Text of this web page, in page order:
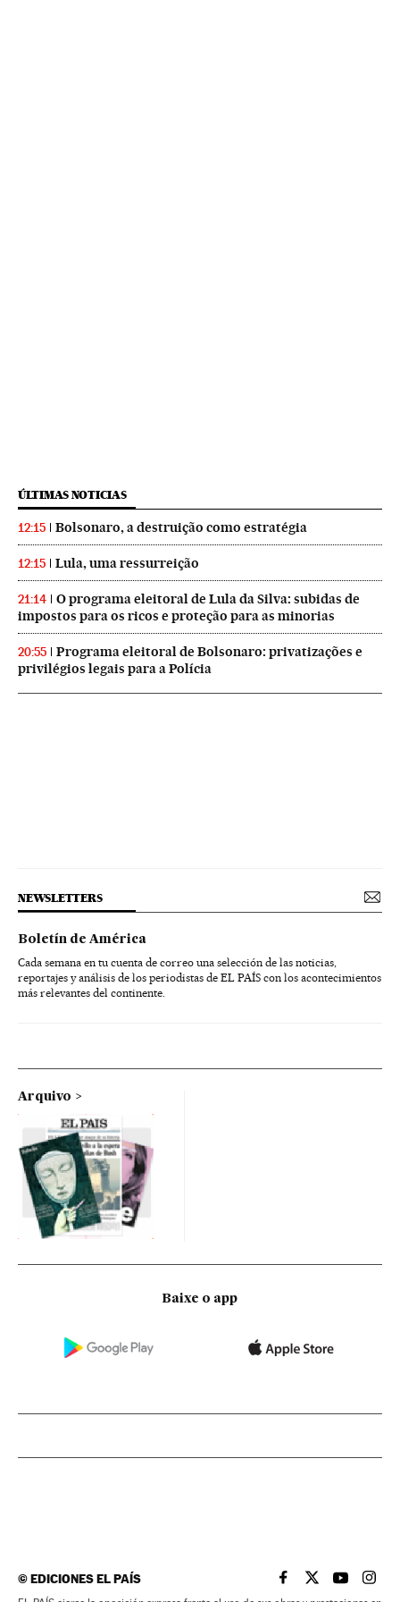
ÚLTIMAS NOTICIAS
12:15 Bolsonaro, a destruição como estratégia
12:15 Lula, uma ressurreição
21:14
O programa eleitoral de Lula da Silva: subidas de
impostos para os ricos e proteção para as minorias
20:55
Programa eleitoral de Bolsonaro: privatizações e
privilégios legais para a Polícia
NEWSLETTERS
Boletín de América
Cada semana en tu cuenta de correo una selección de las noticias,
reportajes y análisis de los periodistas de EL PAÍS con los acontecimientos
más relevantes del continente.
Arquivo
Baixe o app
©EDICIONES EL PAÍS EL PAÍS BRASIL EN
EL PAÍSEL PAÍS
EL